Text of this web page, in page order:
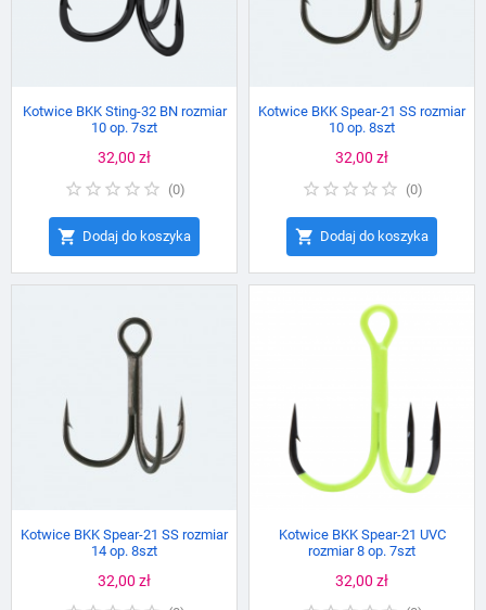
Kotwice BKK Sting-32 BN rozmiar
10 op. 7szt
Cena
32,00 zł
(0)
 Dodaj do koszyka
Kotwice BKK Spear-21 SS rozmiar
10 op. 8szt
Cena
32,00 zł
(0)
 Dodaj do koszyka
Kotwice BKK Spear-21 SS rozmiar
14 op. 8szt
Cena
32,00 zł
Kotwice BKK Spear-21 UVC
rozmiar 8 op. 7szt
Cena
32,00 zł